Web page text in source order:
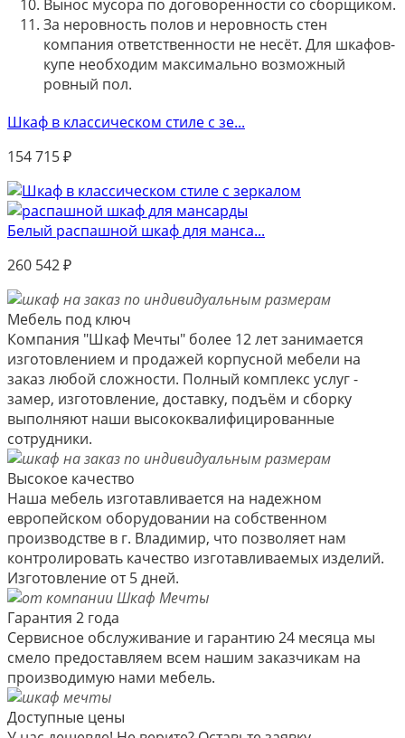
Вынос мусора по договоренности со сборщиком.
За неровность полов и неровность стен
компания ответственности не несёт. Для шкафов-
купе необходим максимально возможный
ровный пол.
Шкаф в классическом стиле с зе...
154 715₽
Белый распашной шкаф для манса...
260 542₽
Мебель под ключ
Компания "Шкаф Мечты" более 12 лет занимается
изготовлением и продажей корпусной мебели на
заказ любой сложности. Полный комплекс услуг -
замер, изготовление, доставку, подъём и сборку
выполняют наши высококвалифицированные
сотрудники.
Высокое качество
Наша мебель изготавливается на надежном
европейском оборудовании на собственном
производстве в г. Владимир, что позволяет нам
контролировать качество изготавливаемых изделий.
Изготовление от 5 дней.
Гарантия 2 года
Сервисное обслуживание и гарантию 24 месяца мы
смело предоставляем всем нашим заказчикам на
производимую нами мебель.
Доступные цены